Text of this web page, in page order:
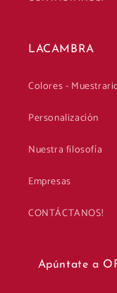
LACAMBRA
Colores -
Personalización
Nuestra filosofía
Empresas
CONTÁCTANOS!
Apúntate a